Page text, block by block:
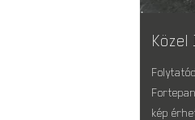
Közel
kép